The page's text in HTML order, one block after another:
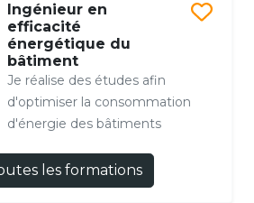
Ingénieur en
efficacité
énergétique du
bâtiment
Je réalise des études afin
d'optimiser la consommation
d'énergie des bâtiments
les formations